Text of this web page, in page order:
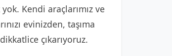
Kendi araçlarımız ve
evinizden, taşıma
çıkarıyoruz.